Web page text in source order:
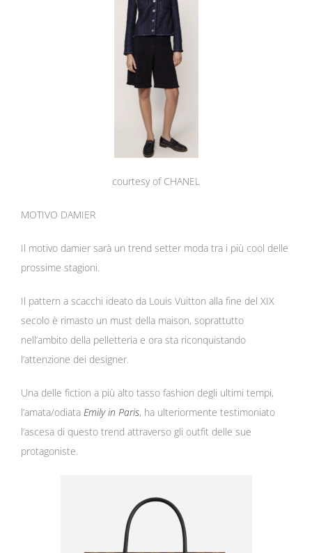
courtesy of CHANEL
MOTIVO DAMIER
Il motivo damier sarà un trend setter moda tra i più cool delle
prossime stagioni.
Il pattern a scacchi ideato da Louis Vuitton alla fine del XIX
secolo è rimasto un must della maison, soprattutto
nell’ambito della pelletteria e ora sta riconquistando
l’attenzione dei designer.
Una delle fiction a più alto tasso fashion degli ultimi tempi,
l’amata/odiata Emily in Paris, ha ulteriormente testimoniato
l’ascesa di questo trend attraverso gli outfit delle sue
protagoniste.